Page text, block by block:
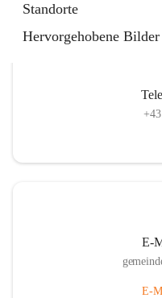
Standorte
Hervorgehobene Bilder
E-
E-